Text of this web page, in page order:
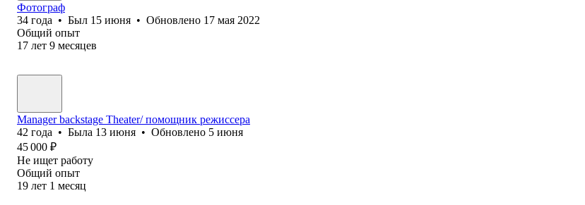
Фотограф
34 года • Был 15 июня • Обновлено 17 мая 2022
Общий опыт
17 лет 9 месяцев
Manager backstage Theater/ помощник режиссера
42 года • Была 13 июня • Обновлено 5 июня
45 000 ₽
Не ищет работу
Общий опыт
19 лет 1 месяц